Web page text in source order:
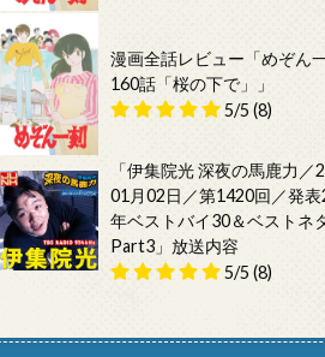
漫画全話レビュー「めぞん
160話「桜の下で」」
5/5 (8)
「伊集院光 深夜の馬鹿力／
01月02日／第1420回／発表
年ベストバイ30＆ベストネ
Part3」放送内容
5/5 (8)